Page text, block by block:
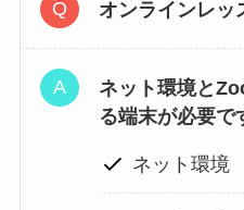
オンラインレッ
ネット環境と
る端末が必要で
ネット環境